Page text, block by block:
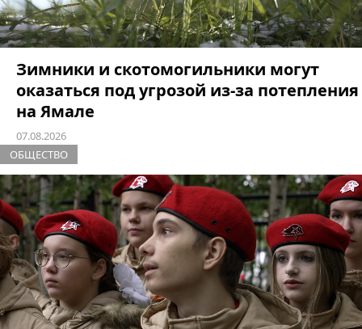
Зимники и скотомогильники могут
оказаться под угрозой из-за потепления
на Ямале
07.08.2026
ОБЩЕСТВО